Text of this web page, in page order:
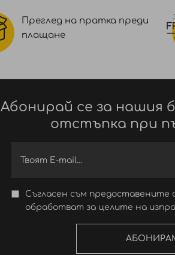
Преглед на пратка преди
плащане
Абонирай се за нашия
отстъпка при
Съгласен съм предоставените
обработват за целите на